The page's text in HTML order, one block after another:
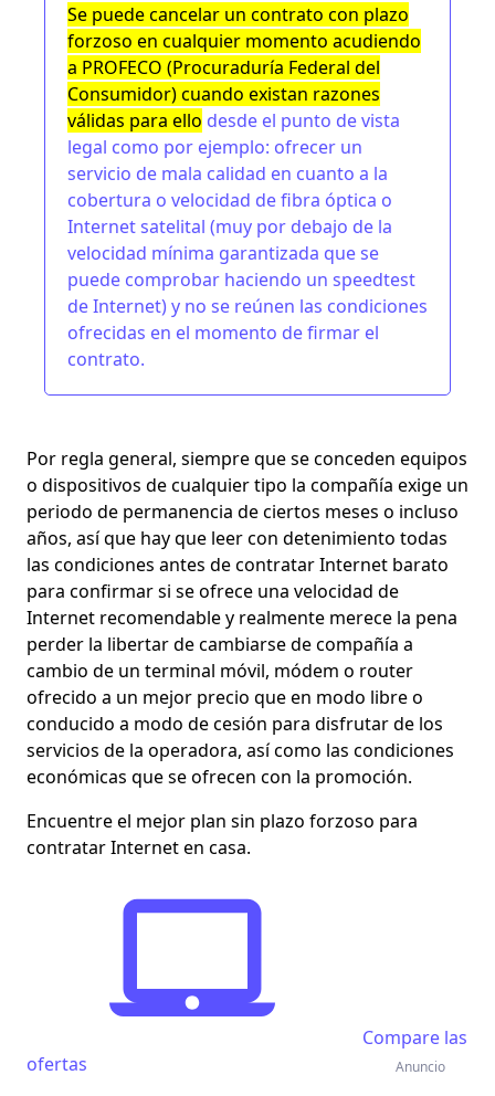
Se puede cancelar un contrato con plazo
forzoso en cualquier momento acudiendo
a PROFECO (Procuraduría Federal del
Consumidor) cuando existan razones
válidas para ello desde el punto de vista
legal como por ejemplo: ofrecer un
servicio de mala calidad en cuanto a la
cobertura o velocidad de fibra óptica o
Internet satelital (muy por debajo de la
velocidad mínima garantizada que se
puede comprobar haciendo un speedtest
de Internet) y no se reúnen las condiciones
ofrecidas en el momento de firmar el
contrato.
Por regla general, siempre quese conceden equipos
o dispositivos de cualquier tipo la compañía exige un
periodo de permanencia de ciertos meses o incluso
años, así que hay que leer con detenimiento todas
las condiciones antes de contratar Internet barato
para confirmar si se ofrece una velocidad de
Internet recomendable y realmente merece la pena
perder la libertar de cambiarse de compañía a
cambio de un terminal móvil, módem o router
ofrecido a un mejor precio que en modo libre o
conducido a modo de cesión para disfrutar de los
servicios de la operadora, así como las condiciones
económicas que se ofrecen con la promoción.
Encuentre el mejor plan sin plazo forzoso para
contratar Internet en casa.
Compare las
ofertas
Anuncio